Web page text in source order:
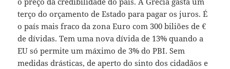
terço do orçamento de Estado para pagar os juros. É
o país mais fraco da zona Euro com 300 biliões de €
de dívidas. Tem uma nova dívida de 13% quando a
EU só permite um máximo de 3% do PBI. Sem
medidas drásticas, de aperto do sinto dos cidadãos e